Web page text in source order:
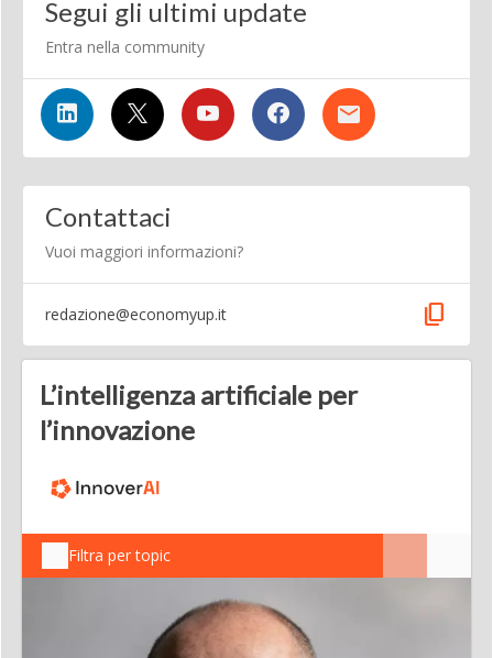
Segui gli ultimi update
Entra nella community
Contattaci
Vuoi maggiori informazioni?
redazione@economyup.it content_copy
L’intelligenza artificiale per
l’innovazione
Filtra per topic